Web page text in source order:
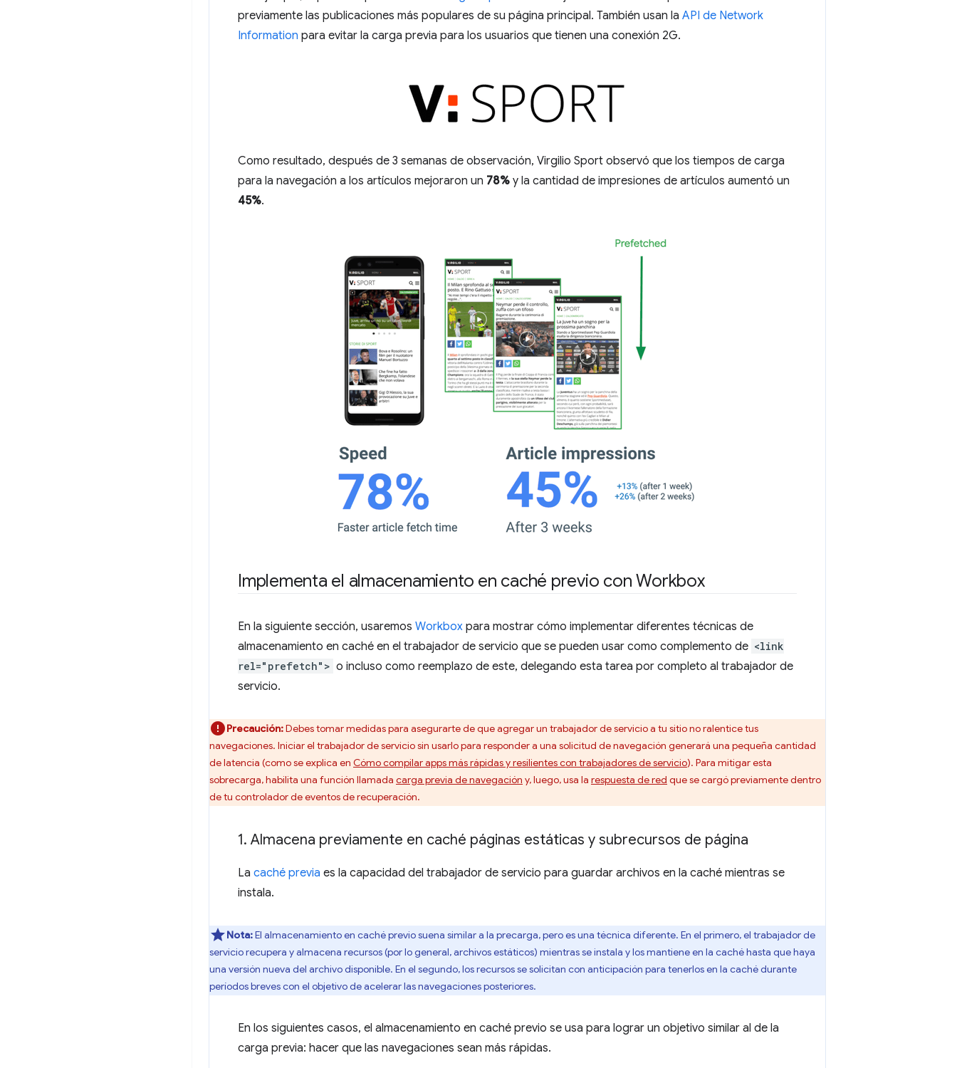
previamente las publicaciones más populares de su página principal. También usan la API de Network
Information para evitar la carga previa para los usuarios que tienen una conexión 2G.
Como resultado, después de 3 semanas de observación, Virgilio Sport observó que los tiempos de carga
para la navegación a los artículos mejoraron un 78% y la cantidad de impresiones de artículos aumentó un
45%.
Implementa el almacenamiento en caché previo con Workbox
En la siguiente sección, usaremos Workbox para mostrar cómo implementar diferentes técnicas de
almacenamiento en caché en el trabajador de servicio que se pueden usar como complemento de <link
rel="prefetch"> o incluso como reemplazo de este, delegando esta tarea por completo al trabajador de
servicio.
Precaución:Debes tomar medidas para asegurarte de que agregar un trabajador de servicio a tu sitio no ralentice tus
navegaciones. Iniciar el trabajador de servicio sin usarlo para responder a una solicitud de navegación generará una pequeña cantidad
de latencia (como se explica en Cómo compilar apps más rápidas y resilientes con trabajadores de servicio). Para mitigar esta
sobrecarga, habilita una función llamada carga previa de navegación y, luego, usa la respuesta de red que se cargó previamente dentro
de tu controlador de eventos de recuperación.
1. Almacena previamente en caché páginas estáticas y subrecursos de página
La caché previa es la capacidad del trabajador de servicio para guardar archivos en la caché mientras se
instala.
Nota:El almacenamiento en caché previo suena similar a la precarga, pero es una técnica diferente. En el primero, el trabajador de
servicio recupera y almacena recursos (por lo general, archivos estáticos) mientras se instala y los mantiene en la caché hasta que haya
una versión nueva del archivo disponible. En el segundo, los recursos se solicitan con anticipación para tenerlos en la caché durante
períodos breves con el objetivo de acelerar las navegaciones posteriores.
En los siguientes casos, el almacenamiento en caché previo se usa para lograr un objetivo similar al de la
carga previa: hacer que las navegaciones sean más rápidas.